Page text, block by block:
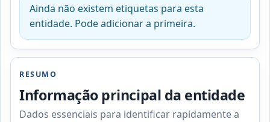
Ainda não existem etiquetas para esta
entidade. Pode adicionar a primeira.
RESUMO
Informação principal da entidade
Dados essenciais para identificar rapidamente a